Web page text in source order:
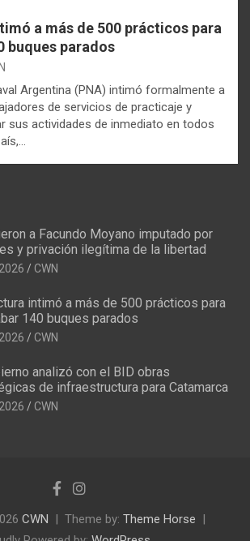
a más de 500 prácticos para
buques parados
Argentina (PNA) intimó formalmente a
de servicios de practicaje y
sus actividades de inmediato en todos
a Facundo Moyano imputado por
y privación ilegítima de la libertad
CWN
intimó a más de 500 prácticos para
140 buques parados
CWN
analizó con el BID obras
de infraestructura para Catamarca
CWN
CWN Theme by: Theme Horse